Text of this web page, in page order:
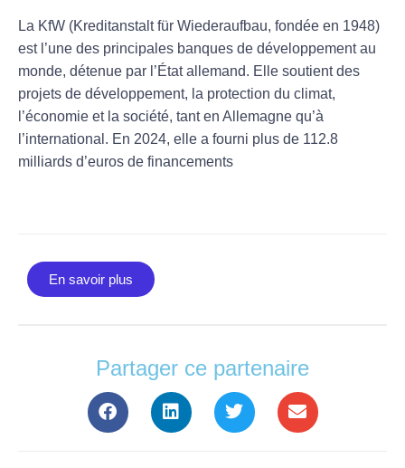
La KfW (Kreditanstalt für Wiederaufbau, fondée en 1948)
est l’une des principales banques de développement au
monde, détenue par l’État allemand. Elle soutient des
projets de développement, la protection du climat,
l’économie et la société, tant en Allemagne qu’à
l’international. En 2024, elle a fourni plus de 112.8
milliards d’euros de financements
En savoir plus
Partager ce partenaire